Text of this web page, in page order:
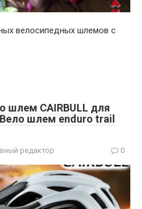
велосипедных шлемов с
шлем CAIRBULL для
шлем enduro trail
редактор 0